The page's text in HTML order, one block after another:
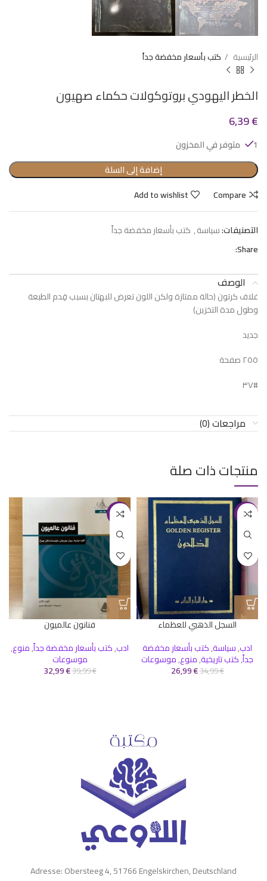
الرئيسية كتب بأسعار مخفضة جداً
الخطر اليهودي بروتوكولات حكماء صهيون
6,39€
1 متوفر في المخزون
إضافة إلى السلة
Compare
Add to wishlist
التصنيفات:سياسة, كتب بأسعار مخفضة جداً
Share:
الوصف
غلاف كرتون (حالة ممتازة ولكن اللون تعرض للبهتان بسبب قِدم الطبعة
وطول مدة التخزين)
جديد
٢٥٥ صفحة
#٣٧
مراجعات (0)
منتجات ذات صلة
-23%
السجل الذهبي للعظماء
ادب,سياسة,كتب بأسعار مخفضة
جداً,كتب تاريخية,منوع,موسوعات
34,99€
26,99€
-18%
فنانون عالميون
ادب,كتب بأسعار مخفضة جداً,منوع,
موسوعات
39,99€
32,99€
Adresse: Obersteeg 4, 51766 Engelskirchen, Deutschland